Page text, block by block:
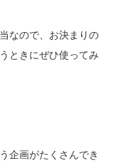
なので、お決まりの
ときにぜひ使ってみ
企画がたくさんでき